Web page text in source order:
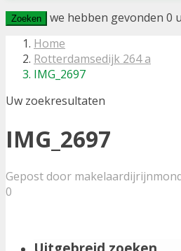
Zoeken we hebben gevonden 0
Home
Rotterdamsedijk 264 a
IMG_2697
Uw zoekresultaten
IMG_2697
Gepost door
0